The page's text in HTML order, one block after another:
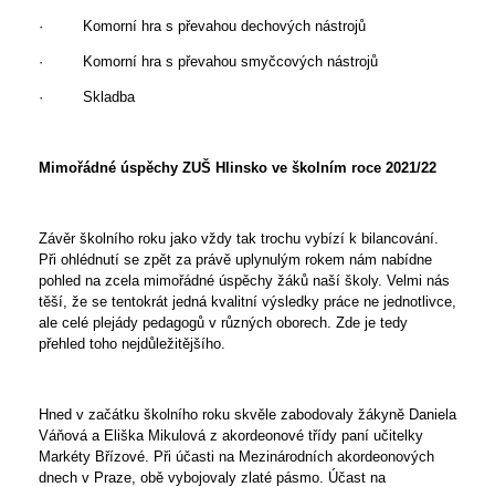
· Komorní hra s převahou dechových nástrojů
· Komorní hra s převahou smyčcových nástrojů
· Skladba
Mimořádné úspěchy ZUŠ Hlinsko ve školním roce 2021/22
Závěr školního roku jako vždy tak trochu vybízí k bilancování.
Při ohlédnutí se zpět za právě uplynulým rokem nám nabídne
pohled na zcela mimořádné úspěchy žáků naší školy. Velmi nás
těší, že se tentokrát jedná kvalitní výsledky práce ne jednotlivce,
ale celé plejády pedagogů v různých oborech. Zde je tedy
přehled toho nejdůležitějšího.
Hned v začátku školního roku skvěle zabodovaly žákyně Daniela
Váňová a Eliška Mikulová z akordeonové třídy paní učitelky
Markéty Břízové. Při účasti na Mezinárodních akordeonových
dnech v Praze, obě vybojovaly zlaté pásmo. Účast na